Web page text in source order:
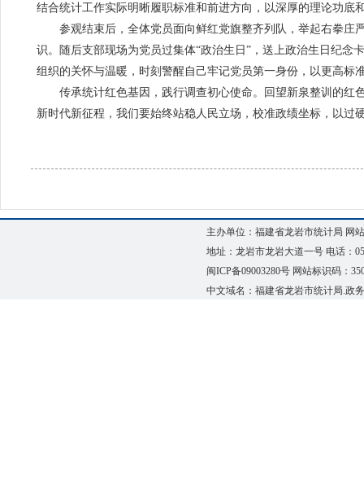
结合统计工作实际明晰履职标准和前进方向，以深厚的理论功
参观结束后，全体党员面向鲜红党旗整齐列队，举起右拳庄
识。随后支部现场为党员过集体“政治生日”，送上政治生日纪
组织的关怀与温暖，时刻警醒自己牢记党员第一身份，以更高标
传承统计红色基因，践行调查初心使命。回望新泉整训的红
新时代新征程，我们要始终站稳人民立场，校准政绩坐标，以